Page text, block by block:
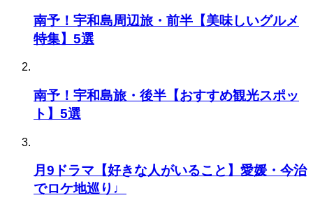
南予！宇和島周辺旅・前半【美味しいグルメ
特集】5選
南予！宇和島旅・後半【おすすめ観光スポッ
ト】5選
月9ドラマ【好きな人がいること】愛媛・今治
でロケ地巡り♩